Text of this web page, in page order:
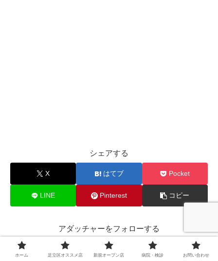
シェアする
X はてブ Pocket
LINE Pinterest コピー
アダッチャーをフォローする
ホーム 足立区オススメ店 新規オープン店 病院・検診 お問い合わせ